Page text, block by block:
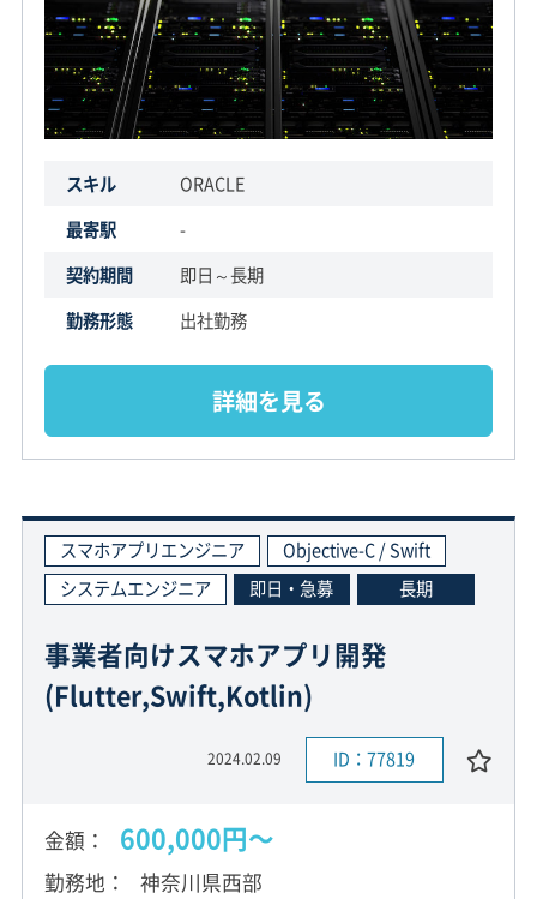
スキル
ORACLE
最寄駅
-
契約期間
即日～長期
勤務形態
出社勤務
詳細を見る
スマホアプリエンジニア
Objective-C / Swift
システムエンジニア
即日・急募 長期
事業者向けスマホアプリ開発
(Flutter,Swift,Kotlin)
2024.02.09 ID：77819
金額 600,000円〜
勤務地 神奈川県西部